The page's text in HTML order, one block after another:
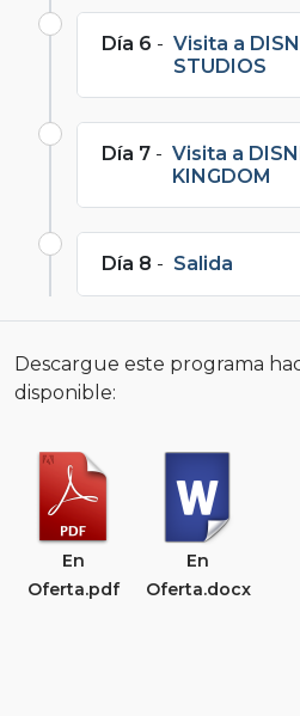
Día 6 - Visita a
STUDIOS
Día 7 - Visita a
KINGDOM
Día 8 - Salida
Descargue este programa
disponible:
En
Oferta.pdf
En
Oferta.docx